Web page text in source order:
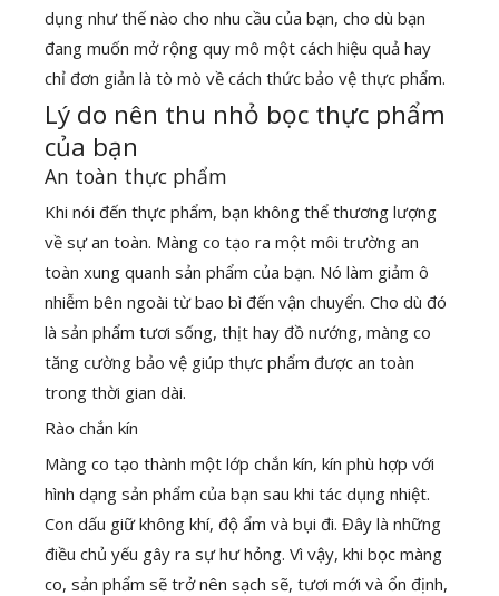
dụng như thế nào cho nhu cầu của bạn, cho dù bạn
đang muốn mở rộng quy mô một cách hiệu quả hay
chỉ đơn giản là tò mò về cách thức bảo vệ thực phẩm.
Lý do nên thu nhỏ bọc thực phẩm
của bạn
An toàn thực phẩm
Khi nói đến thực phẩm, bạn không thể thương lượng
về sự an toàn. Màng co tạo ra một môi trường an
toàn xung quanh sản phẩm của bạn. Nó làm giảm ô
nhiễm bên ngoài từ bao bì đến vận chuyển. Cho dù đó
là sản phẩm tươi sống, thịt hay đồ nướng, màng co
tăng cường bảo vệ giúp thực phẩm được an toàn
trong thời gian dài.
Rào chắn kín
Màng co tạo thành một lớp chắn kín, kín phù hợp với
hình dạng sản phẩm của bạn sau khi tác dụng nhiệt.
Con dấu giữ không khí, độ ẩm và bụi đi. Đây là những
điều chủ yếu gây ra sự hư hỏng. Vì vậy, khi bọc màng
co, sản phẩm sẽ trở nên sạch sẽ, tươi mới và ổn định,